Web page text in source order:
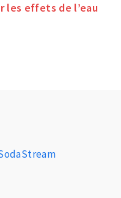
les effets de l’eau